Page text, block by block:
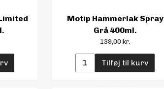
Motip Hammerlak Spray
Grå 400ml.
139,00 kr.
Tilføj til kurv